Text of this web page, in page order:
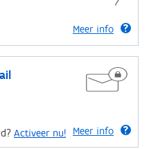
Meer info
Meer info
Activeer nu!